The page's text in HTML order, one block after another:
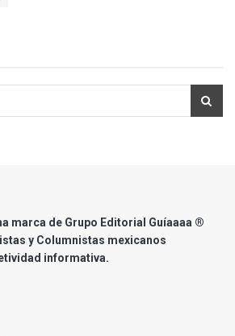
marca de Grupo Editorial Guíaaaa ®
y Columnistas mexicanos
informativa.